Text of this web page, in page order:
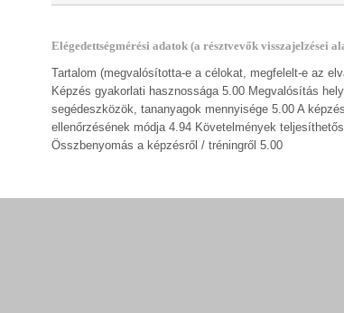
Elégedettségmérési adatok (a résztvevők visszajelzései
Tartalom (megvalósította-e a célokat, megfelelt-e az
Képzés gyakorlati hasznossága 5.00 Megvalósítás
segédeszközök, tananyagok mennyisége 5.00 A
ellenőrzésének módja 4.94 Követelmények
Összbenyomás a képzésről / tréningről 5.00